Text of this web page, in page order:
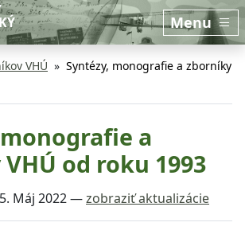
obsah
lištu
Menu
VHÚ
Syntézy, monografie a zborníky
a
od roku 1993
Máj 2022—zobraziť aktualizácie